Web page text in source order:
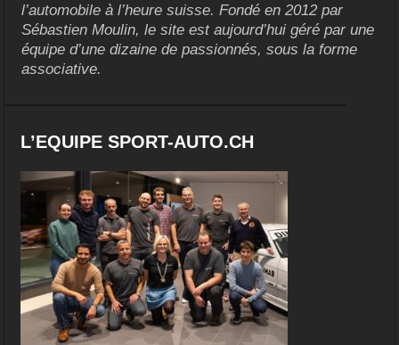
l’automobile à l’heure suisse. Fondé en 2012 par
Sébastien Moulin, le site est aujourd’hui géré par une
équipe d’une dizaine de passionnés, sous la forme
associative.
L’EQUIPE SPORT-AUTO.CH